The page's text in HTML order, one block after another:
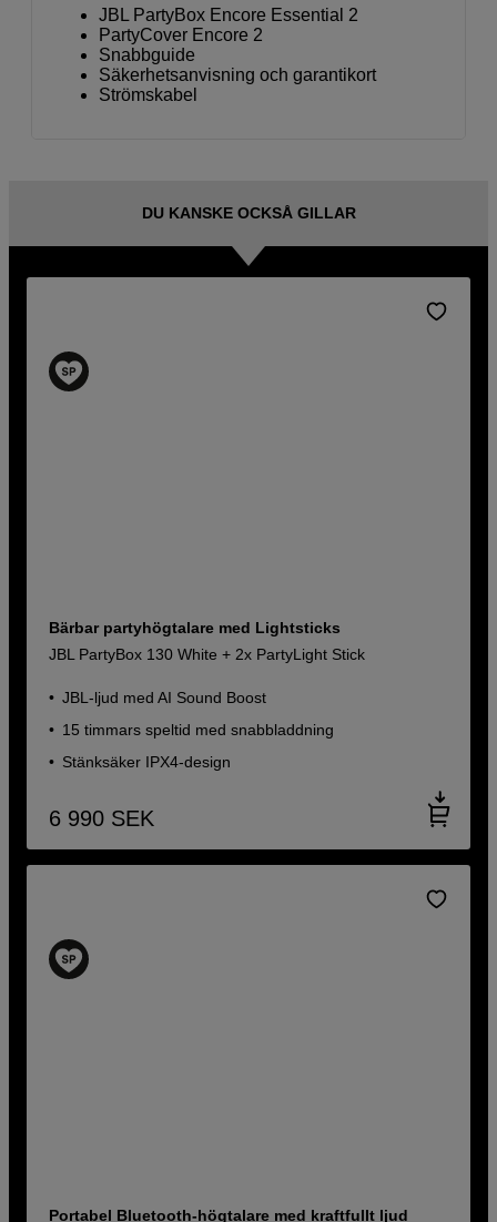
JBL PartyBox Encore Essential 2
PartyCover Encore 2
Snabbguide
Säkerhetsanvisning och garantikort
Strömskabel
DU KANSKE OCKSÅ GILLAR
Bärbar partyhögtalare med Lightsticks
JBL PartyBox 130 White + 2x PartyLight Stick
JBL-ljud med AI Sound Boost
15 timmars speltid med snabbladdning
Stänksäker IPX4-design
6 990 SEK
Portabel Bluetooth-högtalare med kraftfullt ljud